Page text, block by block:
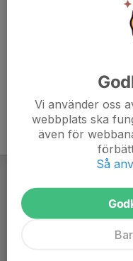
Vi använder oss
webbplats ska
även för
Så